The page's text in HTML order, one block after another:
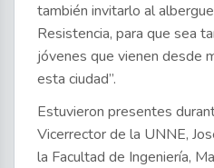
también invitarlo al
Resistencia, para que sea
jóvenes que vienen desde
esta ciudad”.
Estuvieron presentes
Vicerrector de la UNNE,
la Facultad de Ingeniería,